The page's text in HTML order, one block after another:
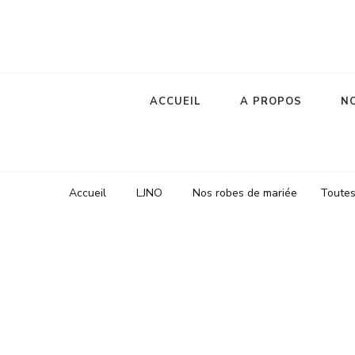
ACCUEIL A PROPOS
Accueil LJNO Nos robes de mariée